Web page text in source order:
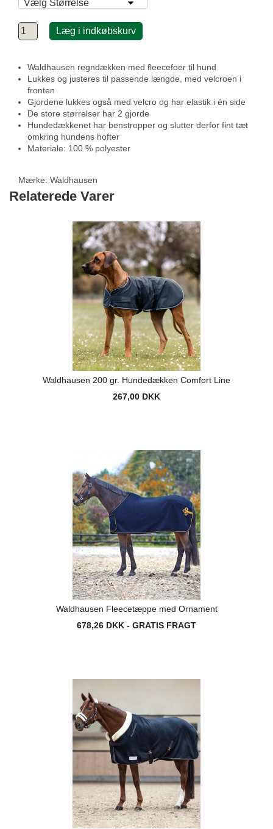
Læg i indkøbskurv
Waldhausen regndækken med fleecefoer til hund
Lukkes og justeres til passende længde, med velcroen i
fronten
Gjordene lukkes også med velcro og har elastik i én side
De store størrelser har 2 gjorde
Hundedækkenet har benstropper og slutter derfor fint tæt
omkring hundens hofter
Materiale: 100 % polyester
Mærke: Waldhausen
Relaterede Varer
Waldhausen 200 gr. Hundedækken Comfort Line
267,00 DKK
Waldhausen Fleecetæppe med Ornament
678,26 DKK - GRATIS FRAGT